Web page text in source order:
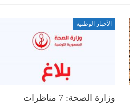
الأخبار الوطنية
وزارة الصحة: 7 مناظرات